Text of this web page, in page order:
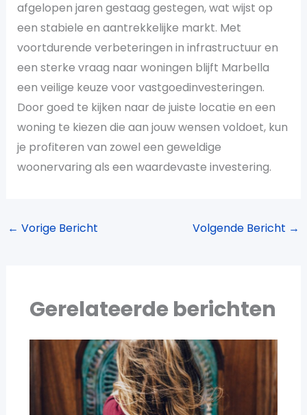
afgelopen jaren gestaag gestegen, wat wijst op
een stabiele en aantrekkelijke markt. Met
voortdurende verbeteringen in infrastructuur en
een sterke vraag naar woningen blijft Marbella
een veilige keuze voor vastgoedinvesteringen.
Door goed te kijken naar de juiste locatie en een
woning te kiezen die aan jouw wensen voldoet, kun
je profiteren van zowel een geweldige
woonervaring als een waardevaste investering.
← Vorige Bericht Volgende Bericht →
Gerelateerde berichten